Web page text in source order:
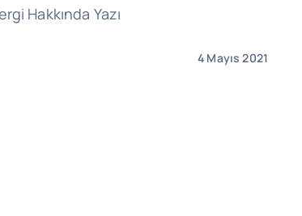
Hakkında Yazı
4 Mayıs 2021